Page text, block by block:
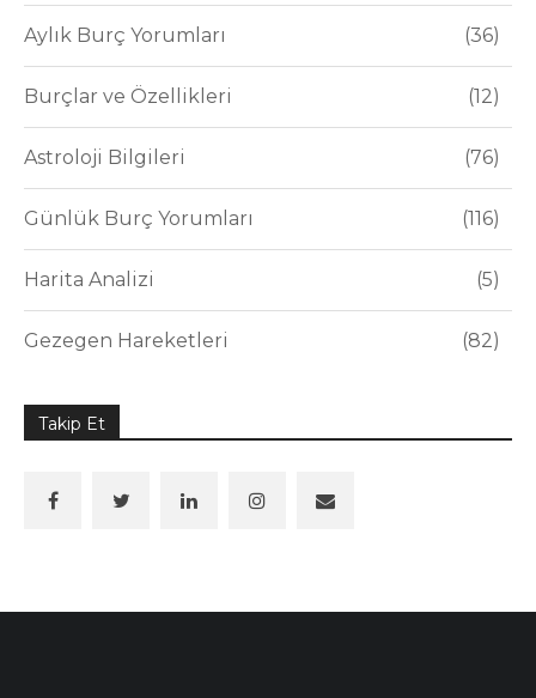
Aylık Burç Yorumları 36
Burçlar ve Özellikleri 12
Astroloji Bilgileri 76
Günlük Burç Yorumları 116
Harita Analizi 5
Gezegen Hareketleri 82
Takip Et